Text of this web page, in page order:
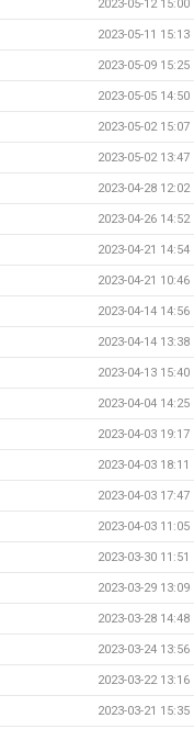
2023-05-12 15:00
2023-05-11 15:13
2023-05-09 15:25
2023-05-05 14:50
2023-05-02 15:07
2023-05-02 13:47
2023-04-28 12:02
2023-04-26 14:52
2023-04-21 14:54
2023-04-21 10:46
2023-04-14 14:56
2023-04-14 13:38
2023-04-13 15:40
2023-04-04 14:25
2023-04-03 19:17
2023-04-03 18:11
2023-04-03 17:47
2023-04-03 11:05
2023-03-30 11:51
2023-03-29 13:09
2023-03-28 14:48
2023-03-24 13:56
2023-03-22 13:16
2023-03-21 15:35